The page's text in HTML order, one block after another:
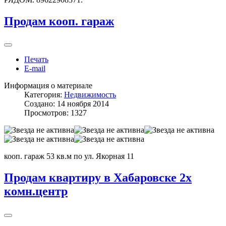
Продам кооп. гараж
Печать
E-mail
Информация о материале
Категория: Недвижимость
Создано: 14 ноября 2014
Просмотров: 1327
кооп. гараж 53 кв.м по ул. Якорная 11
Продам квартиру в Хабаровске 2х
комн.центр